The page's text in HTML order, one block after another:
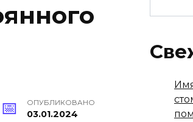
ОПУБЛИКОВАНО
03.01.2024